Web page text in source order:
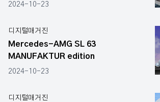
2024-10-23
디지털매거진
Mercedes-AMG SL 63
MANUFAKTUR edition
2024-10-23
디지털매거진